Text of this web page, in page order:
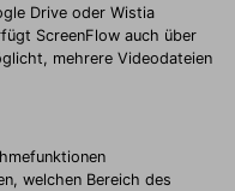
Drive oder Wistia
ScreenFlow auch über
mehrere Videodateien
welchen Bereich des